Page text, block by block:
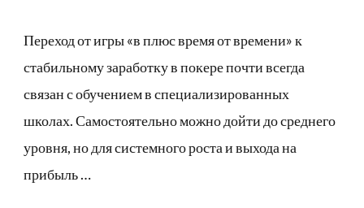
Переход от игры «в плюс время от времени» к
стабильному заработку в покере почти всегда
связан с обучением в специализированных
школах. Самостоятельно можно дойти до среднего
уровня, но для системного роста и выхода на
прибыль …